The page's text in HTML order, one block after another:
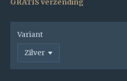
GRATIS verzending
Variant